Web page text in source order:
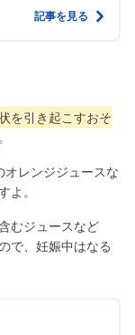
記事を見る
を引き起こすおそ
。
オレンジジュースな
よ。
むジュースなど
で、妊娠中はなる